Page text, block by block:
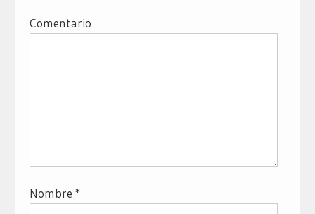
Comentario
Nombre *